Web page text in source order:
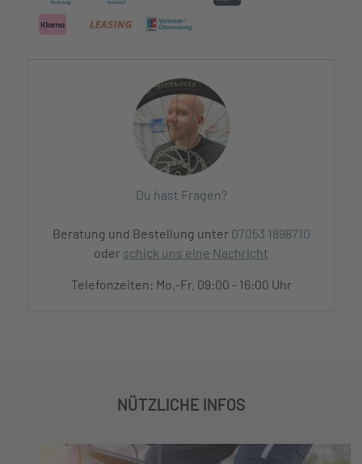
Du hast Fragen?
Beratung und Bestellung unter 07053 1898710
oder schick uns eine Nachricht
Telefonzeiten: Mo.-Fr. 09:00 - 16:00 Uhr
NÜTZLICHE INFOS